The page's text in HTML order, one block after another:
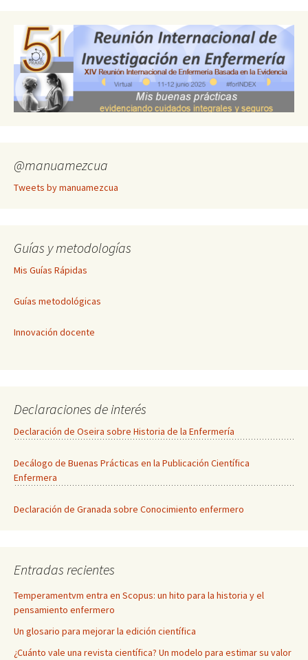
@manuamezcua
Tweets by manuamezcua
Guías y metodologías
Mis Guías Rápidas
Guías metodológicas
Innovación docente
Declaraciones de interés
Declaración de Oseira sobre Historia de la Enfermería
Decálogo de Buenas Prácticas en la Publicación Científica
Enfermera
Declaración de Granada sobre Conocimiento enfermero
Entradas recientes
Temperamentvm entra en Scopus: un hito para la historia y el
pensamiento enfermero
Un glosario para mejorar la edición científica
¿Cuánto vale una revista científica? Un modelo para estimar su valor